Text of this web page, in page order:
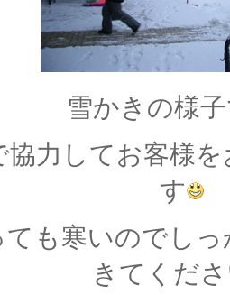
雪かきの様
協力してお客様
す
ても寒いのでし
きてくだ